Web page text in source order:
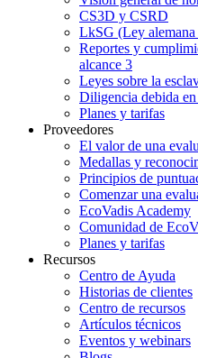
CS3D y CSRD
LkSG (Ley alemana
Reportes y
alcance 3
Leyes sobre la
Diligencia debida en
Planes y tarifas
Proveedores
El valor de una
Medallas y
Principios de
Comenzar una
EcoVadis Academy
Comunidad de
Planes y tarifas
Recursos
Centro de Ayuda
Historias de clientes
Centro de recursos
Artículos técnicos
Eventos y webinars